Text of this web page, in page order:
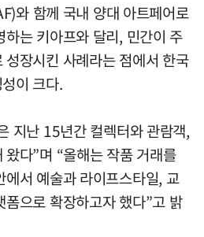
와 함께 국내 양대 아트페어로
는 키아프와 달리, 민간이 주
장시킨 사례라는 점에서 한국
이 크다.
지난 15년간 컬렉터와 관람객,
다”며 “올해는 작품 거래를
에서 예술과 라이프스타일, 교
으로 확장하고자 했다”고 밝